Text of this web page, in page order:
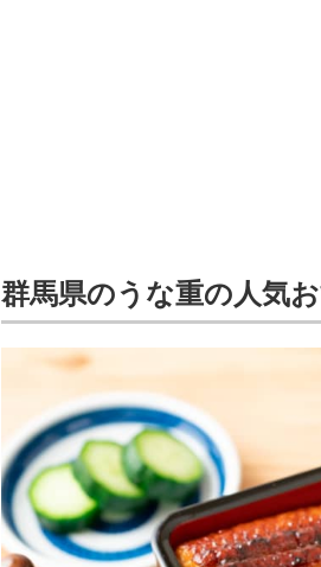
群馬県のうな重の人気